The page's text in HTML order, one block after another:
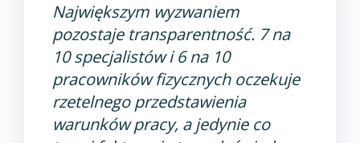
Największym wyzwaniem
pozostaje transparentność. 7 na
10 specjalistów i 6 na 10
pracowników fizycznych oczekuje
rzetelnego przedstawienia
warunków pracy, a jedynie co